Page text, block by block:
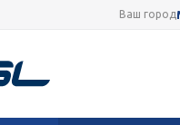
Ваш город